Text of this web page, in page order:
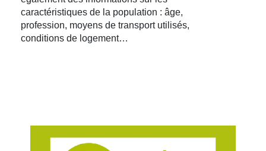
caractéristiques de la population : âge,
profession, moyens de transport utilisés,
conditions de logement…